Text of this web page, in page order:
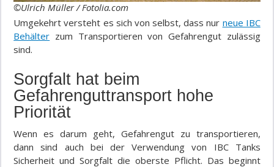
©Ulrich Müller / Fotolia.com
Umgekehrt versteht es sich von selbst, dass nur neue IBC
Behälter zum Transportieren von Gefahrengut zulässig
sind.
Sorgfalt hat beim
Gefahrenguttransport hohe
Priorität
Wenn es darum geht, Gefahrengut zu transportieren,
dann sind auch bei der Verwendung von IBC Tanks
Sicherheit und Sorgfalt die oberste Pflicht. Das beginnt